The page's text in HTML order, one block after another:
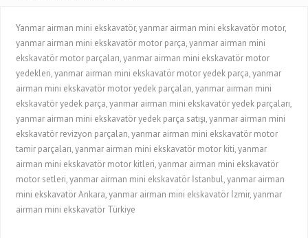
Yanmar airman mini ekskavatör, yanmar airman mini ekskavatör motor,
yanmar airman mini ekskavatör motor parça, yanmar airman mini
ekskavatör motor parçaları, yanmar airman mini ekskavatör motor
yedekleri, yanmar airman mini ekskavatör motor yedek parça, yanmar
airman mini ekskavatör motor yedek parçaları, yanmar airman mini
ekskavatör yedek parça, yanmar airman mini ekskavatör yedek parçaları,
yanmar airman mini ekskavatör yedek parça satışı, yanmar airman mini
ekskavatör revizyon parçaları, yanmar airman mini ekskavatör motor
tamir parçaları, yanmar airman mini ekskavatör motor kiti, yanmar
airman mini ekskavatör motor kitleri, yanmar airman mini ekskavatör
motor setleri, yanmar airman mini ekskavatör İstanbul, yanmar airman
mini ekskavatör Ankara, yanmar airman mini ekskavatör İzmir, yanmar
airman mini ekskavatör Türkiye